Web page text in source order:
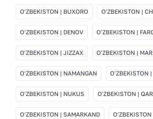
OʻZBEKISTON | BUXORO OʻZBEKISTON |
OʻZBEKISTON | DENOV OʻZBEKISTON |
OʻZBEKISTON | JIZZAX OʻZBEKISTON |
OʻZBEKISTON | NAMANGAN OʻZBEKISTON
OʻZBEKISTON | NUKUS OʻZBEKISTON |
OʻZBEKISTON | SAMARKAND